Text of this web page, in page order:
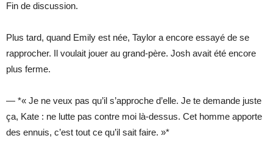
Fin de discussion.
Plus tard, quand Emily est née, Taylor a encore essayé de se
rapprocher. Il voulait jouer au grand-père. Josh avait été encore
plus ferme.
— *« Je ne veux pas qu’il s’approche d’elle. Je te demande juste
ça, Kate : ne lutte pas contre moi là-dessus. Cet homme apporte
des ennuis, c’est tout ce qu’il sait faire. »*